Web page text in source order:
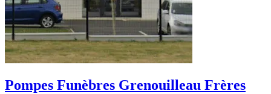
Pompes Funèbres Grenouilleau Frères